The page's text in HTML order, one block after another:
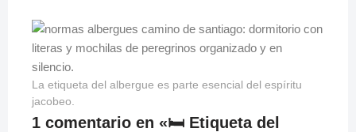
La etiqueta del albergue es parte esencial del espíritu
jacobeo.
1 comentario en «🛏️ Etiqueta del